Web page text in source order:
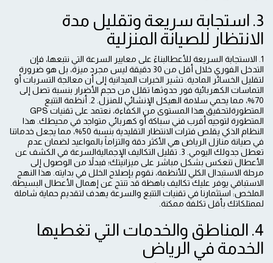
3. استجابة سريعة وتقليل مدة
الانتظار للصيانة المنزلية
1. الاستجابة السريعة للأعطالبناءً على معايير السرعة التي نتبعها، فإن
التدخل الفوري خلال أقل من 30 دقيقة ليس مجرد ميزة، بل هو ضرورة
لتقليل الخسائر المادية. تشير الخبرات الميدانية إلى أن معالجة التسربات أو
التماسات الكهربائية فور حدوثها تقلل من حجم الأضرار بنسبة تصل إلى
70%، مما يحمي سلامة الهيكل الإنشائي للمنزل. 2. أنظمة التتبع
المتطورةلتحقيق هذا المستوى من الكفاءة، نعتمد على تقنيات GPS
المتطورة لتوجيه أقرب فني سباكة أو كهربائي متواجد في محيطك. هذا
النظام الذكي يقلص فترات الانتظار التقليدية بنسبة 50%، مما يجعل خدماتنا
في صيانة منازل الرياض هي الأكثر دقة والتزاماً بالمواعيد لضمان عدم
تعطل جدولك اليومي. 3. تقليل التكاليف الإجماليةالسرعة في الكشف عن
الأعطال تنعكس بشكل مباشر على ميزانيتك؛ فبدلاً من الوصول إلى
مرحلة الاستبدال الكلي للأنظمة، نقوم بإصلاح الخلل في بدايته. هذا النهج
الاستباقي يوفر عليك تكاليف باهظة قد تنتج عن إهمال الأعطال البسيطة.
الملخص: استثمارنا في تقنيات التتبع والسرعة يهدف لتقديم حماية شاملة
لممتلكاتك بأقل تكلفة ممكنة.
4. المناطق والخدمات التي تغطيها
الخدمة في الرياض